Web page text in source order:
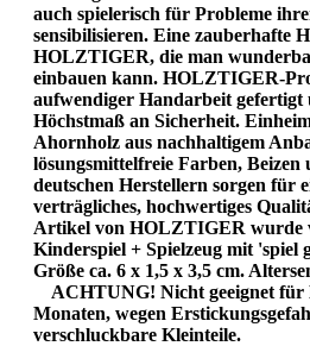
auch spielerisch für Probleme
sensibilisieren. Eine zauberhafte
HOLZTIGER, die man
einbauen kann. HOLZTIGER-
aufwendiger Handarbeit gefertigt
Höchstmaß an Sicherheit.
Ahornholz aus nachhaltigem
lösungsmittelfreie Farben, Beizen
deutschen Herstellern sorgen für
verträgliches, hochwertiges
Artikel von HOLZTIGER wurde
Kinderspiel + Spielzeug mit 'spiel
Größe ca. 6 x 1,5 x 3,5 cm.
ACHTUNG! Nicht geeignet für
Monaten, wegen
verschluckbare Kleinteile.